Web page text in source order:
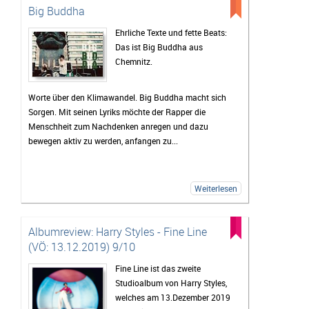
Big Buddha
Ehrliche Texte und fette Beats:
Das ist Big Buddha aus
Chemnitz.
Worte über den Klimawandel. Big Buddha macht sich
Sorgen. Mit seinen Lyriks möchte der Rapper die
Menschheit zum Nachdenken anregen und dazu
bewegen aktiv zu werden, anfangen zu...
Weiterlesen
Albumreview: Harry Styles - Fine Line
(VÖ: 13.12.2019) 9/10
Fine Line ist das zweite
Studioalbum von Harry Styles,
welches am 13.Dezember 2019